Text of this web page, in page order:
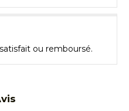
ou remboursé.